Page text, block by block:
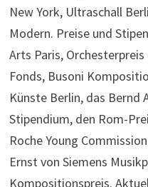
New York, Ultraschall
Modern. Preise und
Arts Paris,
Fonds, Busoni
Künste Berlin, das Bernd
Stipendium, den Rom-
Roche Young
Ernst von Siemens
Kompositionspreis.